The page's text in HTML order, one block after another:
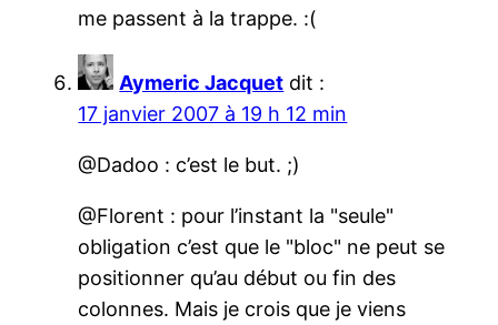
me passent à la trappe. :(
Aymeric Jacquet dit :
17 janvier 2007 à 19 h 12 min
@Dadoo : c’est le but. ;)
@Florent : pour l’instant la "seule"
obligation c’est que le "bloc" ne peut se
positionner qu’au début ou fin des
colonnes. Mais je crois que je viens